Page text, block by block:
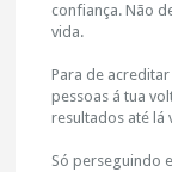
confiança. Não
vida.
Para de
pessoas á tua
resultados até lá
Só perseguindo